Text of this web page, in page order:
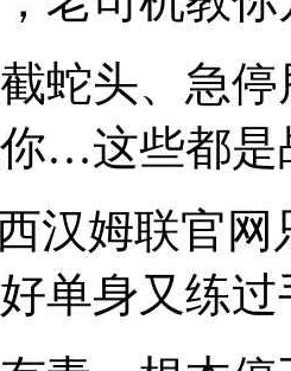
蛇头、急
…这些都是
汉姆联官
单身又练